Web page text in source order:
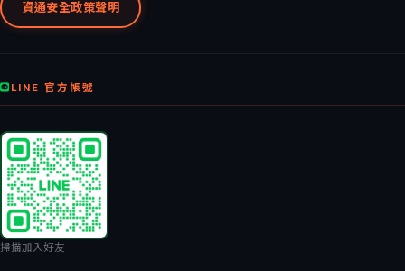
資通安全政策聲明
LINE 官方帳號
掃描加入好友